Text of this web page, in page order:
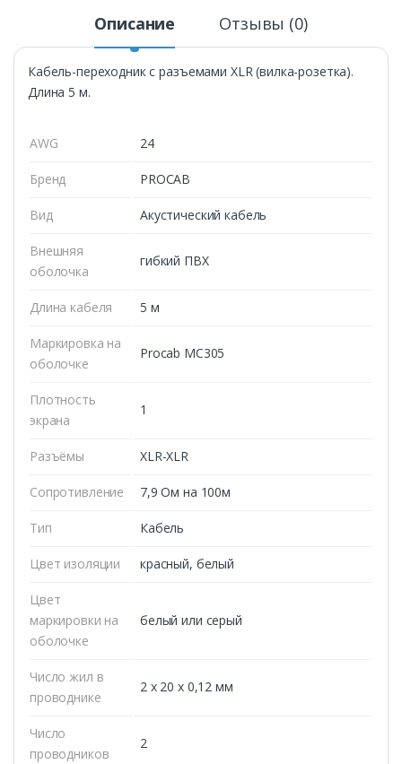
Описание Отзывы (0)
Кабель-переходник с разъемами XLR (вилка-розетка).
Длина 5 м.
AWG 24
Бренд PROCAB
Вид Акустический кабель
Внешняя
оболочка
гибкий ПВХ
Длина кабеля 5 м
Маркировка на
оболочке
Procab MC305
Плотность
экрана
1
Разъёмы XLR-XLR
Сопротивление 7,9 Ом на 100м
Тип Кабель
Цвет изоляции красный, белый
Цвет
маркировки на
оболочке
белый или серый
Число жил в
проводнике
2 х 20 x 0,12 мм
Число
проводников
2